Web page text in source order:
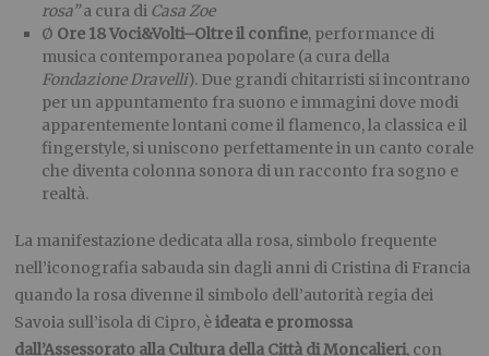
rosa”a cura di Casa Zoe
Ø Ore 18 Voci&Volti–Oltre il confine, performance di
musica contemporanea popolare (a cura della
Fondazione Dravelli). Due grandi chitarristi si incontrano
per un appuntamento fra suono e immagini dove modi
apparentemente lontani come il flamenco, la classica e il
fingerstyle, si uniscono perfettamente in un canto corale
che diventa colonna sonora di un racconto fra sogno e
realtà.
La manifestazione dedicata alla rosa, simbolo frequente
nell’iconografia sabauda sin dagli anni di Cristina di Francia
quando la rosa divenne il simbolo dell’autorità regia dei
Savoia sull’isola di Cipro, èideata e promossa
dall’Assessorato alla Cultura della Città di Moncalieri, con